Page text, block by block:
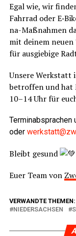
Egal wie, wir
Fahr­rad oder
na-Maß­nah­men
mit dei­nem
für aus­gie­bi­ge
Unse­re Werk­statt
betrof­fen und hat
10–14 Uhr für
Ter­min­ab­spra­chen
oder
Bleibt gesund
Euer Team von
VERWANDTE THEMEN:
NIEDERSACHSEN